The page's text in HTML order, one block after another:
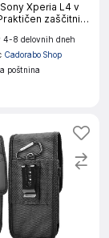
Xperia L4 v
zaščitni
Ovitek
za pisalo
4-8 delovnih dneh
Cadorabo Shop
poštnina